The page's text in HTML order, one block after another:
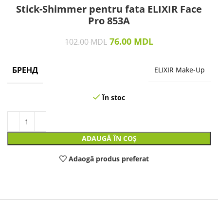
Stick-Shimmer pentru fata ELIXIR Face
Pro 853A
102.00MDL 76.00 MDL
БРЕНД ELIXIR Make-Up
În stoc
ADAUGĂ ÎN COȘ
Adaogă produs preferat